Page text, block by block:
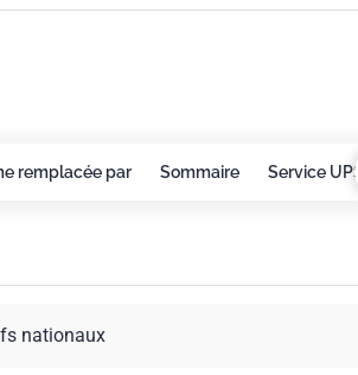
ou à une utilisation commune lorsque les
utilisation. Les systèmes de
par le présent document.
remplacée par Sommaire Service
nationaux